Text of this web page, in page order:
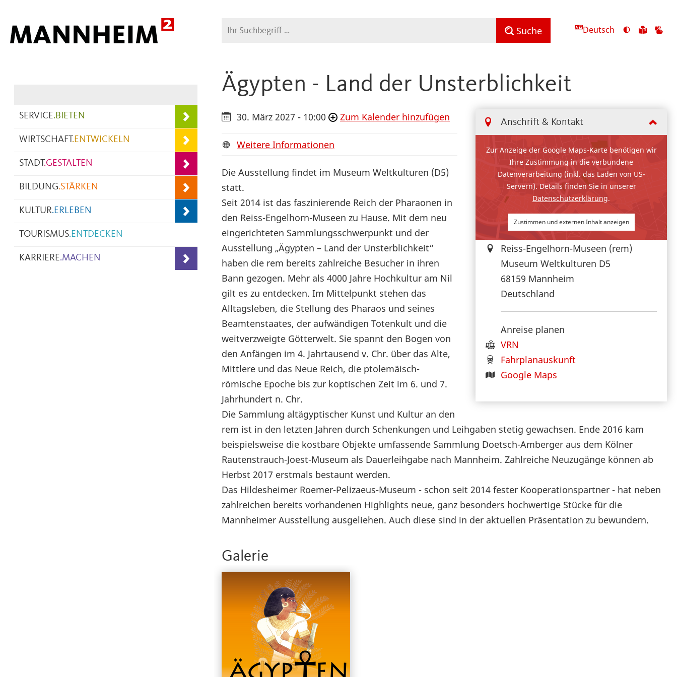
Suche Suche Deutsch
Ansicht
Zu
SERVICE.BIETEN
WIRTSCHAFT.ENTWICKELN
STADT.GESTALTEN
BILDUNG.STÄRKEN
KULTUR.ERLEBEN
TOURISMUS.ENTDECKEN
KARRIERE.MACHEN
Ägypten - Land der Unsterblichkeit
Anschrift & Kontakt
Zur Anzeige der Google Maps-Karte benötigen wir
Ihre Zustimmung in die verbundene
Datenverarbeitung (inkl. das Laden von US-
Servern). Details finden Sie in unserer
Datenschutzerklärung.
Zustimmen und externen Inhalt anzeigen
Reiss-Engelhorn-Museen (rem)
Museum Weltkulturen D5
68159 Mannheim
Deutschland
Anreise planen
VRN
Fahrplanauskunft
Google Maps
30. März 2027 - 10:00 Zum Kalender hinzufügen
Weitere Informationen
Die Ausstellung findet im Museum Weltkulturen (D5)
statt.
Seit 2014 ist das faszinierende Reich der Pharaonen in
den Reiss-Engelhorn-Museen zu Hause. Mit dem neu
eingerichteten Sammlungsschwerpunkt und der
Ausstellung „Ägypten – Land der Unsterblichkeit“
haben die rem bereits zahlreiche Besucher in ihren
Bann gezogen. Mehr als 4000 Jahre Hochkultur am Nil
gilt es zu entdecken. Im Mittelpunkt stehen das
Alltagsleben, die Stellung des Pharaos und seines
Beamtenstaates, der aufwändigen Totenkult und die
weitverzweigte Götterwelt. Sie spannt den Bogen von
den Anfängen im 4. Jahrtausend v. Chr. über das Alte,
Mittlere und das Neue Reich, die ptolemäisch-
römische Epoche bis zur koptischen Zeit im 6. und 7.
Jahrhundert n. Chr.
Die Sammlung altägyptischer Kunst und Kultur an den
rem ist in den letzten Jahren durch Schenkungen und Leihgaben stetig gewachsen. Ende 2016 kam
beispielsweise die kostbare Objekte umfassende Sammlung Doetsch-Amberger aus dem Kölner
Rautenstrauch-Joest-Museum als Dauerleihgabe nach Mannheim. Zahlreiche Neuzugänge können ab
Herbst 2017 erstmals bestaunt werden.
Das Hildesheimer Roemer-Pelizaeus-Museum - schon seit 2014 fester Kooperationspartner - hat neben
zahlreichen bereits vorhandenen Highlights neue, ganz besonders hochwertige Stücke für die
Mannheimer Ausstellung ausgeliehen. Auch diese sind in der aktuellen Präsentation zu bewundern.
Galerie